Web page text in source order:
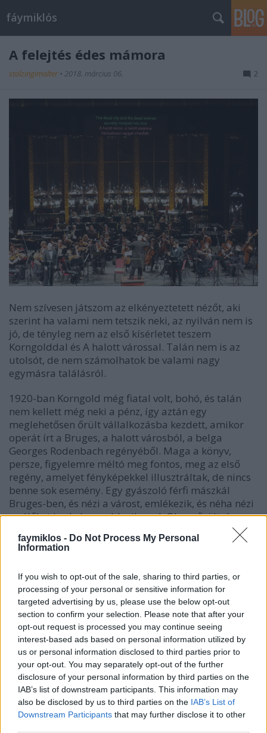
faymiklos - Do Not Process My Personal
Information
If you wish to opt-out of the sale, sharing to third parties, or
processing of your personal or sensitive information for
targeted advertising by us, please use the below opt-out
section to confirm your selection. Please note that after your
opt-out request is processed you may continue seeing
interest-based ads based on personal information utilized by
us or personal information disclosed to third parties prior to
your opt-out. You may separately opt-out of the further
disclosure of your personal information by third parties on the
IAB’s list of downstream participants. This information may
also be disclosed by us to third parties on the IAB’s List of
Downstream Participants that may further disclose it to other
fáymiklós
A felejtés édes mámora
stolzingimalter • 2018. március 06. 2
Nem szívesen játszom az elkényeztetett nézőt, aki
szerint ha valami nem tetszik neki, az nyilván nem is
jó, de tényleg nem az első kísérletet teszem
Korngolddal és A halott várossal. Talán nem is az
utolsót, de nem számolhatok be valami nagy
egymásra találásról.
1920-ban Korngold még fiatal volt, bohó, és talán
nem kellett még neki a pénz, így aztán egy
meglehetősen őrült vállalkozásba kezdett, amikor
operát írt a Bruges, a halott városból, a belga
Georges Rodenbach regényéből. Maga a könyv,
persze, figyelemre méltó meg fontos, meg az első
regény, amelyet fényképekkel illusztráltak, de nincs
benne sok esemény. Egy gyászoló férfi mászkál
Bruges-ben, és nézi a várost, emlékezik, és néha nézi
az élőket is, de kevesebb sikerrel. Olyan őrültség,
Kékszakállúból próbálna meg operát... ja... Na jó, de
az csak egy felvonás. Ez meg három. Valószínűleg,